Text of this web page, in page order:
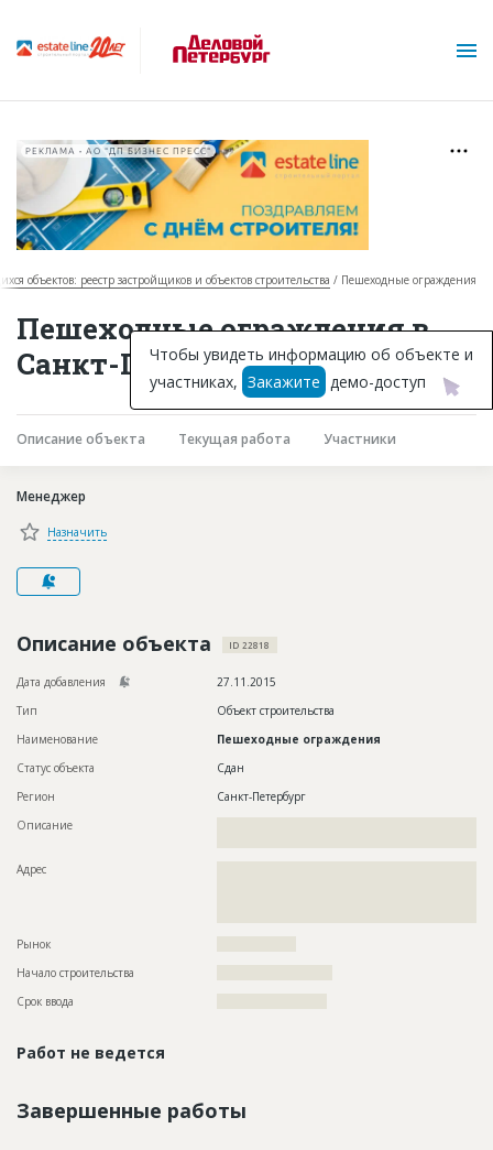
Горячие объекты
База строящихся объектов
Инвестпроекты
Глоссарий
Новости
Пресс-релизы
Правила работы
Контакты
Личный кабинет
РЕКЛАМА • АО "ДП БИЗНЕС ПРЕСС"
объектов: реестр застройщиков и объектов строительства Пешеходные ограждения
Пешеходные ограждения в
Санкт-Петербурге
Описание объекта Текущая работа Участники
Описание объекта ID 22818
Дата добавления
27.11.2015
Тип
Объект строительства
Наименование
Пешеходные ограждения
Статус объекта
Сдан
Регион
Санкт-Петербург
Описание
Адрес
Рынок
Начало строительства
Срок ввода
Работ не ведется
Завершенные работы
Менеджер
Назначить
Чтобы увидеть информацию об объекте и
участниках, Закажите демо-доступ